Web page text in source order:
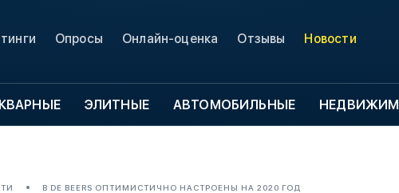
Опросы Онлайн-оценка Отзывы Новости
ЭЛИТНЫЕ АВТОМОБИЛЬНЫЕ
В DE BEERS ОПТИМИСТИЧНО НАСТРОЕНЫ НА 2020 ГОД